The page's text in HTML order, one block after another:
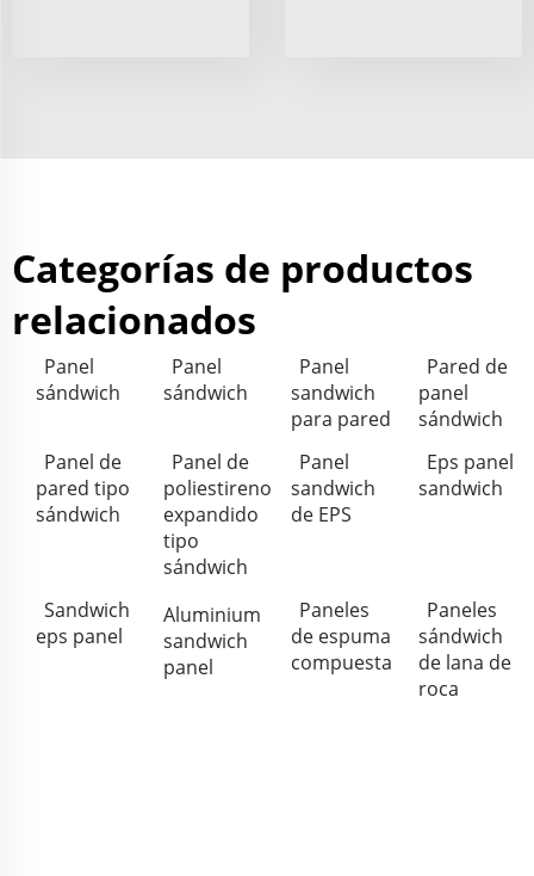
Categorías de productos
relacionados
Panel
sándwich
Panel
sándwich
Panel
sandwich
para pared
Pared de
panel
sándwich
Panel de
pared tipo
sándwich
Panel de
poliestireno
expandido
tipo
sándwich
Panel
sandwich
de EPS
Eps panel
sandwich
Sandwich
eps panel
Aluminium
sandwich
panel
Paneles
de espuma
compuesta
Paneles
sándwich
de lana de
roca